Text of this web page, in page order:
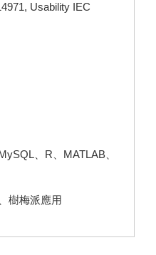
Usability IEC
、R、MATLAB、
樹梅派應用